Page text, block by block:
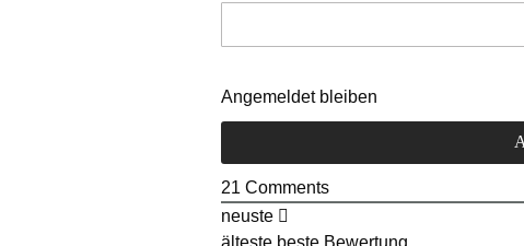
Angemeldet bleiben
21 Comments
neuste
älteste beste Bewertung